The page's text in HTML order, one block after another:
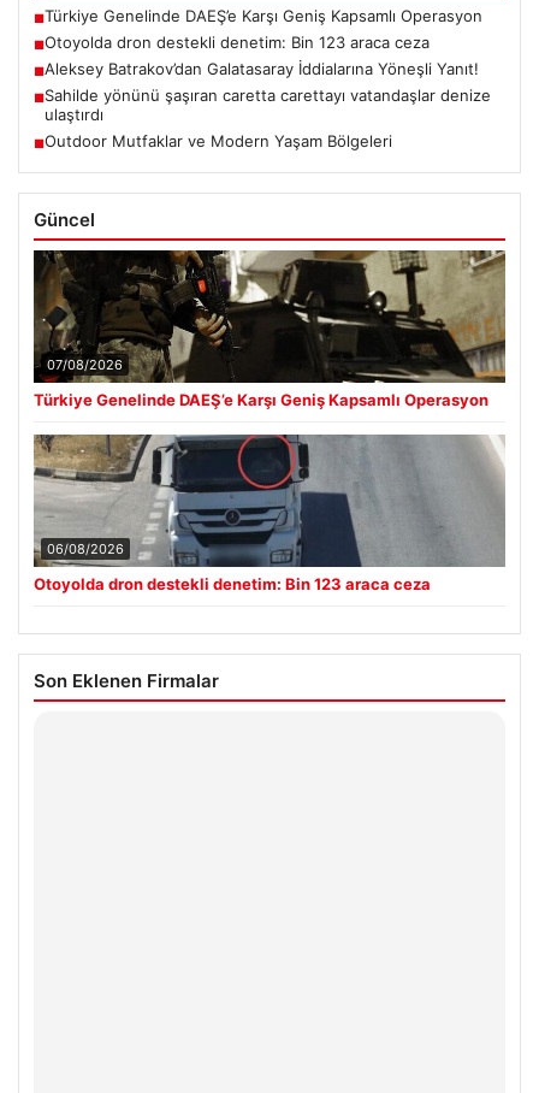
■Türkiye Genelinde DAEŞ’e Karşı Geniş Kapsamlı Operasyon
■Otoyolda dron destekli denetim: Bin 123 araca ceza
■Aleksey Batrakov’dan Galatasaray İddialarına Yöneşli Yanıt!
■Sahilde yönünü şaşıran caretta carettayı vatandaşlar denize
ulaştırdı
■Outdoor Mutfaklar ve Modern Yaşam Bölgeleri
Güncel
07/08/2026
Türkiye Genelinde DAEŞ’e Karşı Geniş Kapsamlı Operasyon
06/08/2026
Otoyolda dron destekli denetim: Bin 123 araca ceza
Son Eklenen Firmalar